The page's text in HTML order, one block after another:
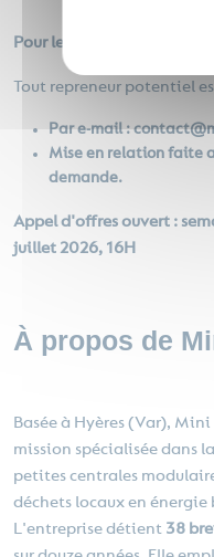
Pour les repreneurs
Tout repreneur potentiel
Par e-mail :
Mise en relation faite
demande.
Appel d'offres ouvert :
juillet 2026, 16H
À propos de
Basée à Hyères (Var),
mission spécialisée dans
petites centrales
déchets locaux en énergie
L'entreprise détient 38